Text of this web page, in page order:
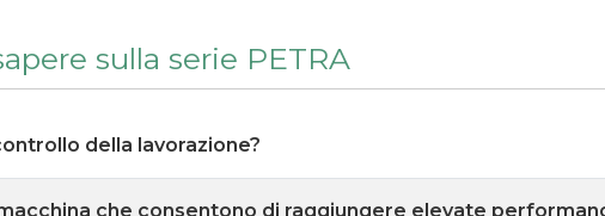
sulla serie PETRA
della lavorazione?
che consentono di raggiungere elevate